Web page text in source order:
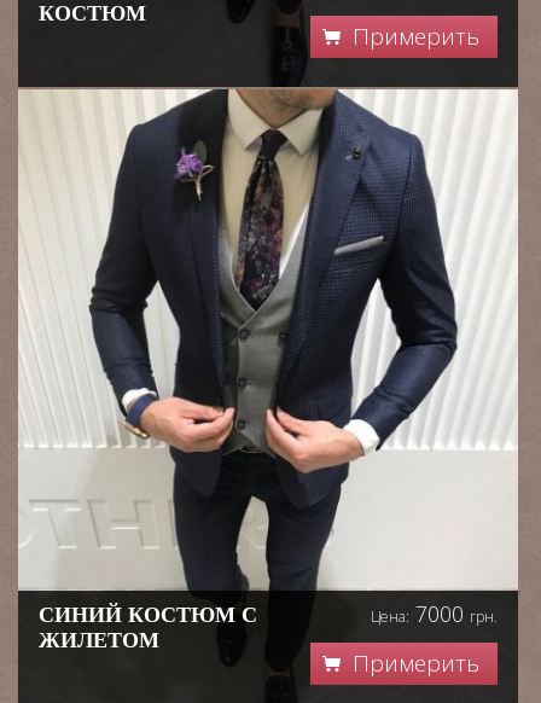
КОСТЮМ
Примерить
СИНИЙ КОСТЮМ С
ЖИЛЕТОМ
Цена: 7000 грн.
Примерить